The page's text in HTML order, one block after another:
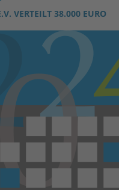
VERTEILT 38.000 EURO